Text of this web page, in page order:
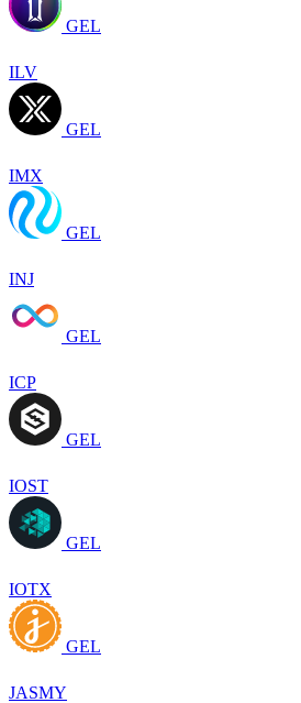
GEL
ILV
GEL
IMX
GEL
INJ
GEL
ICP
GEL
IOST
GEL
IOTX
GEL
JASMY